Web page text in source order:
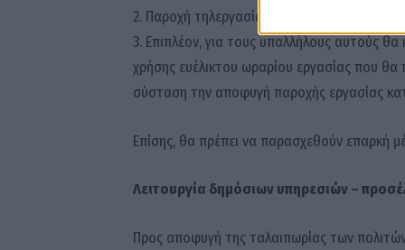
2. Παροχή τηλεργασίας
3. Επιπλέον, για τους υπαλλήλους αυτούς
χρήσης ευέλικτου ωραρίου εργασίας που θα
σύσταση την αποφυγή παροχής εργασίας
Επίσης, θα πρέπει να παρασχεθούν επαρκή
Λειτουργία δημόσιων υπηρεσιών –
Προς αποφυγή της ταλαιπωρίας των